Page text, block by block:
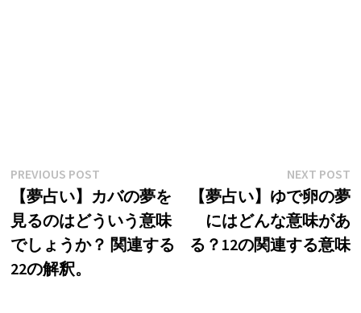
投
稿
ナ
ビ
PREVIOUS POSTPrevious
post:
【夢占い】カバの夢を
見るのはどういう意味
でしょうか？ 関連する
22の解釈。
NEXT POST
【夢占い】ゆで卵の夢
にはどんな意味があ
る？12の関連する意味